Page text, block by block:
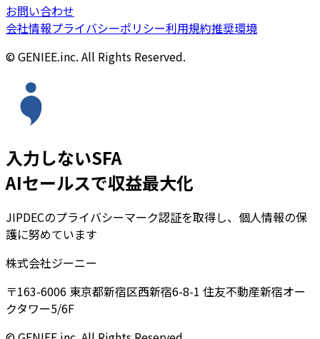
お問い合わせ
会社情報プライバシーポリシー利用規約推奨環境
© GENIEE.inc. All Rights Reserved.
入力しないSFA
AIセールスで収益最大化
JIPDECのプライバシーマーク認証を取得し、個人情報の保
護に努めています
株式会社ジーニー
〒163-6006 東京都新宿区西新宿6-8-1 住友不動産新宿オー
クタワー5/6F